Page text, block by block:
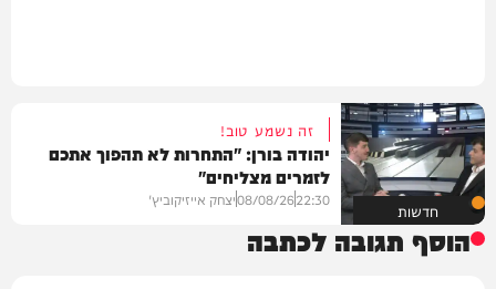
חדשות
זה נשמע טוב!
יהודה בורן: "התחרות לא תהפוך אתכם
לזמרים מצליחים"
22:30
08/08/26יצחק אייזיקוביץ'
הוסף תגובה לכתבה